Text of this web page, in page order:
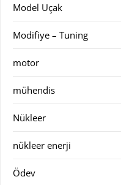
Model Uçak
Modifiye – Tuning
motor
mühendis
Nükleer
nükleer enerji
Ödev